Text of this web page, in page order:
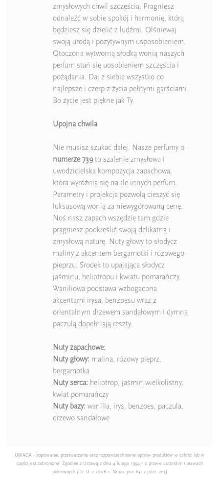
zmysłowych chwil szczęścia. Pragniesz
odnaleźć w sobie spokój i harmonię, którą
będziesz się dzielić z ludźmi. Olśniewaj
swoją urodą i pozytywnym usposobieniem.
Otoczona wytworną słodką wonią naszych
perfum stań się uosobieniem szczęścia i
pożądania. Daj z siebie wszystko co
najlepsze i czerp z życia pełnymi garściami.
Bo życie jest piękne jak Ty.
Upojna chwila
Nie musisz szukać dalej. Nasze perfumy o
numerze 739 to szalenie zmysłowa i
uwodzicielska kompozycja zapachowa,
która wyróżnia się na tle innych perfum.
Parametry i projekcja pozwolą cieszyć się
luksusową wonią za niewygórowaną cenę.
Noś nasz zapach wszędzie tam gdzie
pragniesz podkreślić swoją delikatną i
zmysłową naturę. Nuty głowy to słodycz
maliny z akcentem bergamotki i różowego
pieprzu. Środek to upajająca słodycz
jaśminu, heliotropu i kwiatu pomarańczy.
Waniliowa podstawa wzbogacona
akcentami irysa, benzoesu wraz z
orientalnym drzewem sandałowym i dymną
paczulą dopełniają reszty.
Nuty zapachowe:
Nuty głowy: malina, różowy pieprz,
bergamotka
Nuty serca: heliotrop, jaśmin wielkolistny,
kwiat pomarańczy
Nuty bazy: wanilia, irys, benzoes, paczula,
drzewo sandałowe
UWAGA - kopiowanie, przetwarzanie oraz rozpowszechnianie opisów produktów w całości lub w
części jest zabronione! Zgodnie z Ustawą z dnia 4 lutego 1994 r. o prawie autorskim i prawach
pokrewnych (Dz. U. z 2006 e. Nr 90, poz. 631 z późn. zm.)